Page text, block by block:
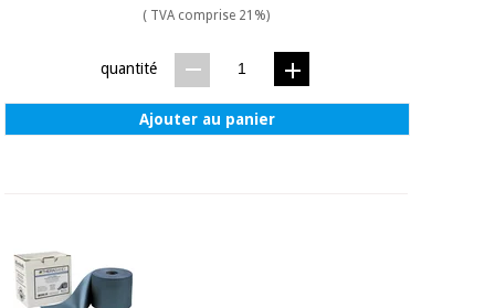
( TVA comprise 21%)
quantité
Ajouter au panier